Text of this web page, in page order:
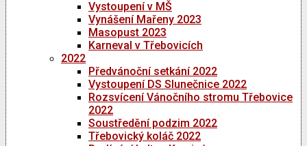
Vystoupení v MŠ
Vynášení Mařeny 2023
Masopust 2023
Karneval v Třebovicích
2022
Předvánoční setkání 2022
Vystoupení DS Slunečnice 2022
Rozsvícení Vánočního stromu Třebovice
2022
Soustředění podzim 2022
Třebovický koláč 2022